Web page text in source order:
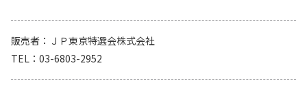
販売者
ＪＰ東京特選会株式会社
TEL
03-6803-2952